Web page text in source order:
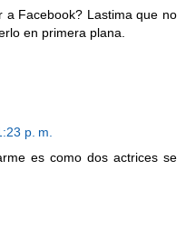
a Facebook? Lastima que no
en primera plana.
p. m.
es como dos actrices se